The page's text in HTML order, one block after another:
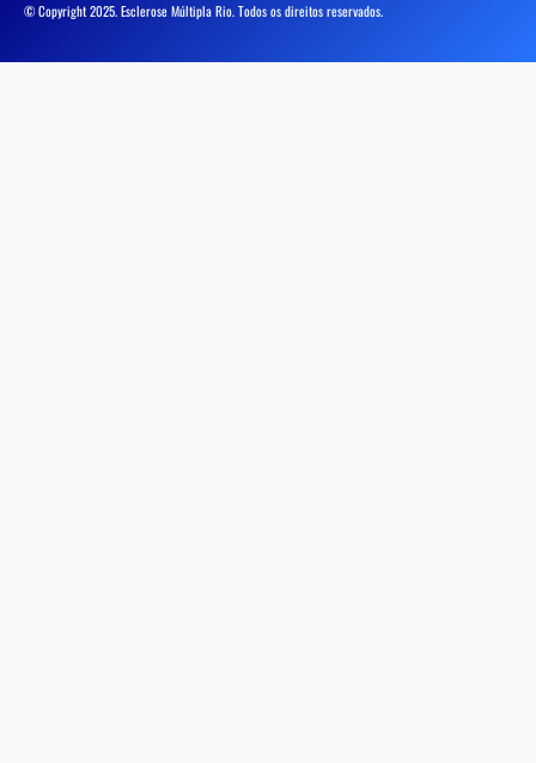
© Copyright 2025. Esclerose Múltipla Rio. Todos os direitos reservados.